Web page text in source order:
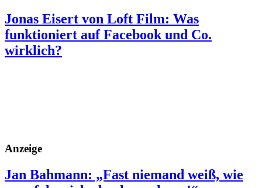
Jonas Eisert von Loft Film: Was
funktioniert auf Facebook und Co.
wirklich?
Anzeige
Jan Bahmann: „Fast niemand weiß, wie